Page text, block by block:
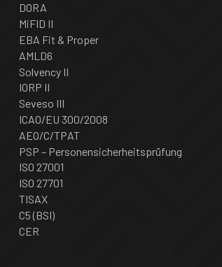
DORA
MiFID II
EBA Fit & Proper
AMLD6
Solvency II
IORP II
Seveso III
ICAO/EU 300/2008
AEO/C/TPAT
PSP – Personensicherheitsprüfung
ISO 27001
ISO 27701
TISAX
C5 (BSI)
CER